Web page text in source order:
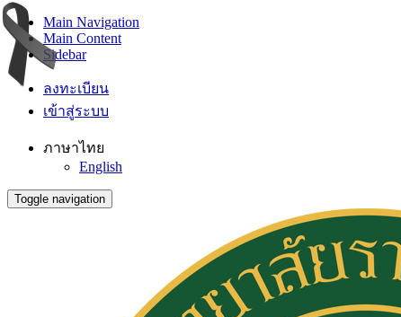
Main Navigation
Main Content
Sidebar
ลงทะเบียน
เข้าสู่ระบบ
ภาษาไทย
English
Toggle navigation